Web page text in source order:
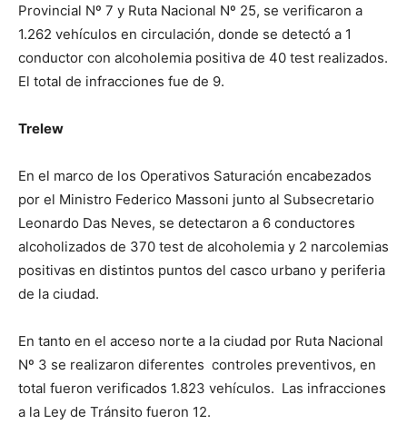
Provincial Nº 7 y Ruta Nacional Nº 25, se verificaron a
1.262 vehículos en circulación, donde se detectó a 1
conductor con alcoholemia positiva de 40 test realizados.
El total de infracciones fue de 9.
Trelew
En el marco de los Operativos Saturación encabezados
por el Ministro Federico Massoni junto al Subsecretario
Leonardo Das Neves, se detectaron a 6 conductores
alcoholizados de 370 test de alcoholemia y 2 narcolemias
positivas en distintos puntos del casco urbano y periferia
de la ciudad.
En tanto en el acceso norte a la ciudad por Ruta Nacional
Nº 3 se realizaron diferentes controles preventivos, en
total fueron verificados 1.823 vehículos. Las infracciones
a la Ley de Tránsito fueron 12.